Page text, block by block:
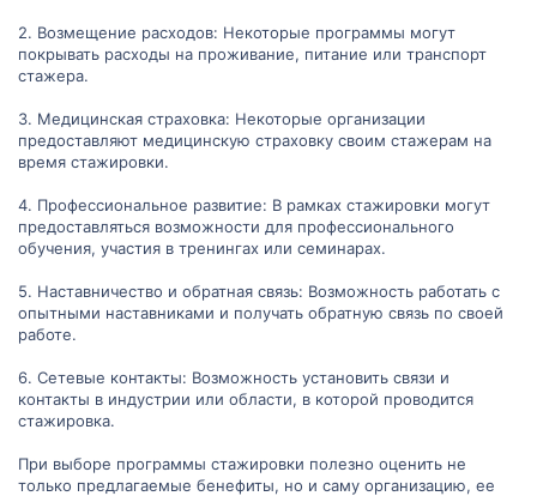
2. Возмещение расходов: Некоторые программы могут
покрывать расходы на проживание, питание или транспорт
стажера.
3. Медицинская страховка: Некоторые организации
предоставляют медицинскую страховку своим стажерам на
время стажировки.
4. Профессиональное развитие: В рамках стажировки могут
предоставляться возможности для профессионального
обучения, участия в тренингах или семинарах.
5. Наставничество и обратная связь: Возможность работать с
опытными наставниками и получать обратную связь по своей
работе.
6. Сетевые контакты: Возможность установить связи и
контакты в индустрии или области, в которой проводится
стажировка.
При выборе программы стажировки полезно оценить не
только предлагаемые бенефиты, но и саму организацию, ее